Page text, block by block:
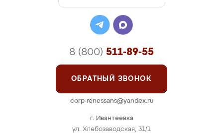
г. Ивантеевка
ул. Хлебозаводская, 31/1
8 (800) 511-89-55
ОБРАТНЫЙ ЗВОНОК
corp-renessans@yandex.ru